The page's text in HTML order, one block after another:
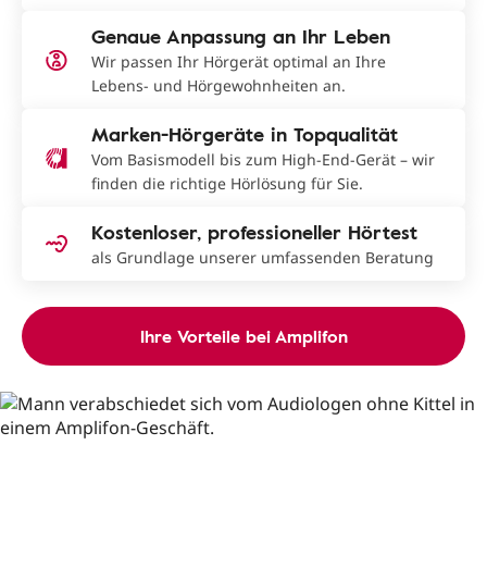
Genaue Anpassung an Ihr Leben
Wir passen Ihr Hörgerät optimal an Ihre
Lebens- und Hörgewohnheiten an.
Marken-Hörgeräte in Topqualität
Vom Basismodell bis zum High-End-Gerät – wir
finden die richtige Hörlösung für Sie.
Kostenloser, professioneller Hörtest
als Grundlage unserer umfassenden Beratung
Ihre Vorteile bei Amplifon